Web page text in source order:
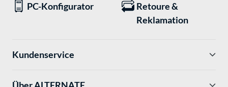
PC-Konfigurator
Retoure &
Reklamation
Kundenservice